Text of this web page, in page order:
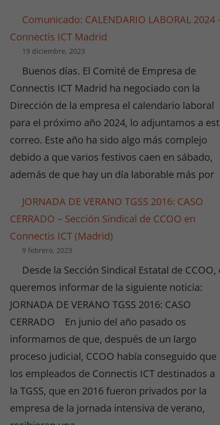
Comunicado: CALENDARIO LABORAL 2024
Connectis ICT Madrid
19 diciembre, 2023
Buenos días. El Comité de Empresa de
Connectis ICT Madrid ha negociado con la
Dirección de la empresa el calendario laboral
para el próximo año 2024, lo adjuntamos a
correo. Este año ha sido algo más complejo
debido a que varios festivos caen en sábado,
además de que hay un día laborable más por
JORNADA DE VERANO TGSS 2016: CASO
CERRADO – Sección Sindical de CCOO en
Connectis ICT (Madrid)
9 febrero, 2023
Desde la Sección Sindical Estatal de CCOO,
queremos informar de la siguiente noticia:
JORNADA DE VERANO TGSS 2016: CASO
CERRADO En junio del año pasado os
informamos de que, después de un largo
proceso judicial, CCOO había conseguido que
los empleados de Connectis ICT destinados a
la TGSS, que en 2016 fueron privados por la
empresa de la jornada intensiva de verano,